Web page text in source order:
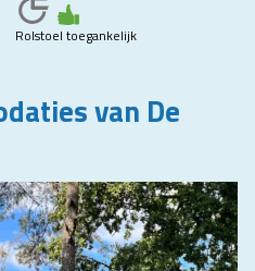
Rolstoel toegankelijk
van De